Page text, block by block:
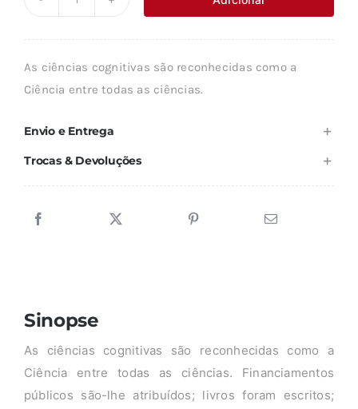
era:
é:
CIÊNCIAS
As ciências cognitivas são reconhecidas como a
Ciência entre todas as ciências.
Envio e Entrega
Trocas & Devoluções
Sinopse
As ciências cognitivas são reconhecidas como a
Ciência entre todas as ciências. Financiamentos
públicos são-lhe atribuídos; livros foram escritos;